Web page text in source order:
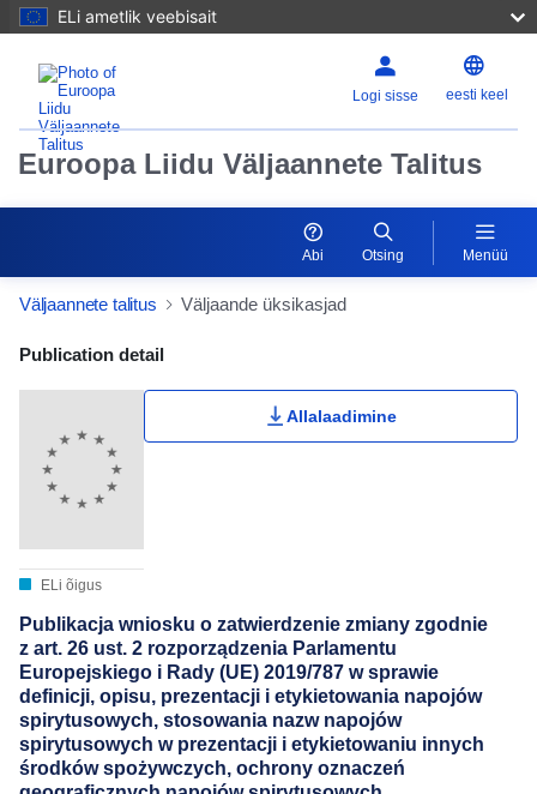
ELi ametlik veebisait
Logi sisse eesti keel
Euroopa Liidu Väljaannete Talitus
Abi Otsing Menüü
Väljaannete talitus Väljaande üksikasjad
Publication Detail Actions Portlet
Publication detail
ELi õigus
Allalaadimine
Publikacja wniosku o zatwierdzenie zmiany zgodnie
z art. 26 ust. 2 rozporządzenia Parlamentu
Europejskiego i Rady (UE) 2019/787 w sprawie
definicji, opisu, prezentacji i etykietowania napojów
spirytusowych, stosowania nazw napojów
spirytusowych w prezentacji i etykietowaniu innych
środków spożywczych, ochrony oznaczeń